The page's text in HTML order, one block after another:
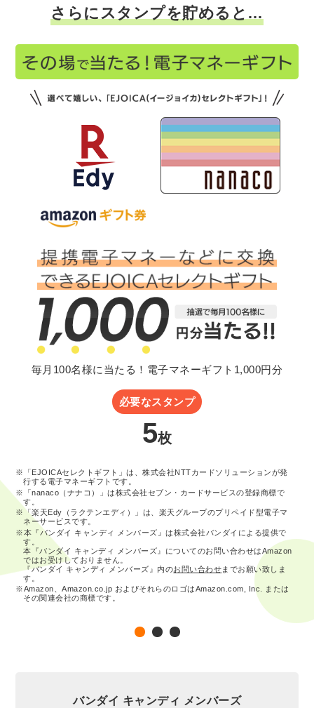
さらにスタンプを貯めると…
毎月100名様に当たる！電子マネーギフト1,000円分
必要なスタンプ
5枚
※「EJOICAセレクトギフト」は、株式会社NTTカードソリューションが発
行する電子マネーギフトです。
※「nanaco（ナナコ）」は株式会社セブン・カードサービスの登録商標で
す。
※「楽天Edy（ラクテンエディ）」は、楽天グループのプリペイド型電子マ
ネーサービスです。
※本『バンダイ キャンディ メンバーズ』は株式会社バンダイによる提供で
す。
本『バンダイ キャンディ メンバーズ』についてのお問い合わせはAmazon
ではお受けしておりません。
『バンダイ キャンディ メンバーズ』内のお問い合わせまでお願い致しま
す。
※Amazon、Amazon.co.jp およびそれらのロゴはAmazon.com, Inc. または
その関連会社の商標です。
バンダイ キャンディ メンバーズ